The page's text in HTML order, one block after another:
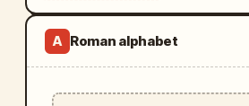
A Roman alphabet